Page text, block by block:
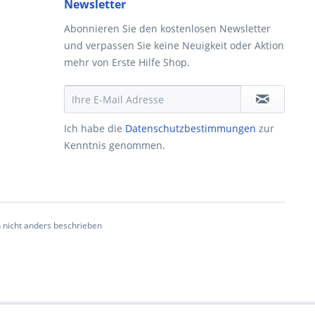
Newsletter
Abonnieren Sie den kostenlosen Newsletter
und verpassen Sie keine Neuigkeit oder Aktion
mehr von Erste Hilfe Shop.
Ich habe die Datenschutzbestimmungen zur
Kenntnis genommen.
anders beschrieben